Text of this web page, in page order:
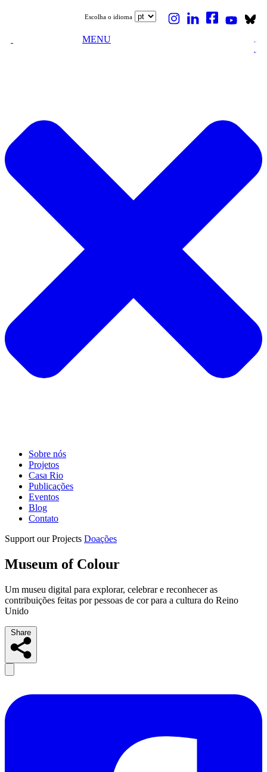
Escolha o idioma
MENU
Sobre nós
Projetos
Casa Rio
Publicações
Eventos
Blog
Contato
Support our Projects Doações
Museum of Colour
Um museu digital para explorar, celebrar e reconhecer as
contribuições feitas por pessoas de cor para a cultura do Reino
Unido
Share